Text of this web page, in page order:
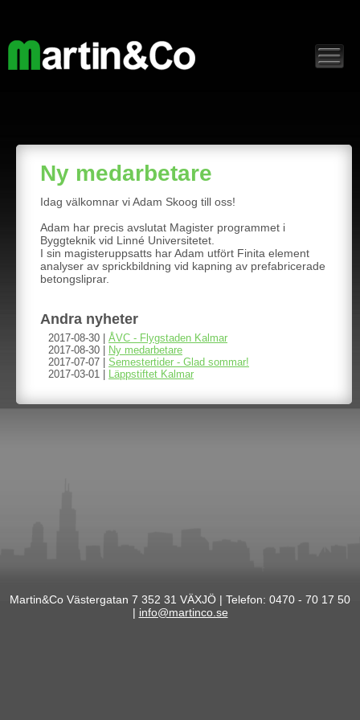
Ny medarbetare
Idag välkomnar vi Adam Skoog till oss!
Adam har precis avslutat Magister programmet i
Byggteknik vid Linné Universitetet.
I sin magisteruppsatts har Adam utfört Finita element
analyser av sprickbildning vid kapning av prefabricerade
betongsliprar.
Andra nyheter
2017-08-30 | ÅVC - Flygstaden Kalmar
2017-08-30 | Ny medarbetare
2017-07-07 | Semestertider - Glad sommar!
2017-03-01 | Läppstiftet Kalmar
Martin&Co Västergatan 7 352 31 VÄXJÖ | Telefon: 0470 - 70 17 50
| info@martinco.se